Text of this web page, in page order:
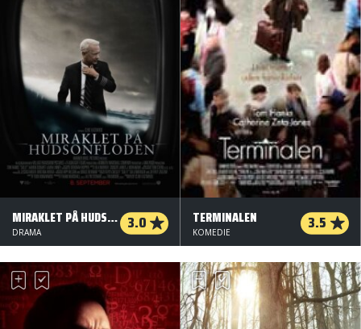
MIRAKLET PÅ HUDSONFLODEN 3.0
DRAMA
TERMINALEN 3.5
KOMEDIE